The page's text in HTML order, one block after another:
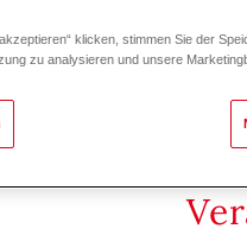
LG/HA-Gruppe Direkt-/
klicken, stimmen Sie der
zu analysieren und unsere